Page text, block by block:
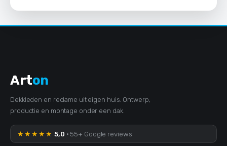
Arton
Dekkleden en reclame uit eigen huis. Ontwerp,
productie en montage onder een dak.
★★★★★ 5,0 · 55+ Google reviews